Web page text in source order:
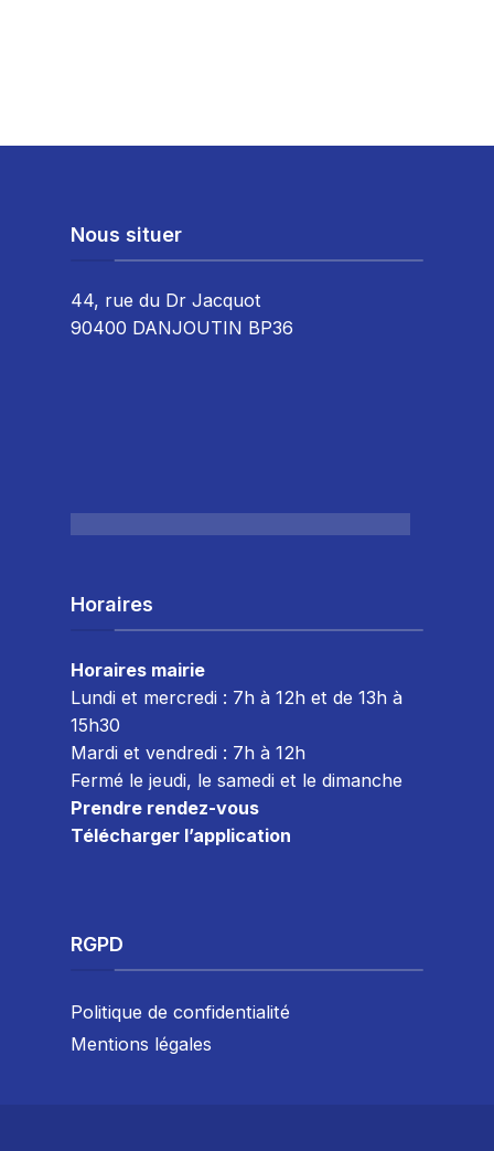
Nous situer
44, rue du Dr Jacquot
90400 DANJOUTIN BP36
Horaires
Horaires mairie
Lundi et mercredi : 7h à 12h et de 13h à
15h30
Mardi et vendredi : 7h à 12h
Fermé le jeudi, le samedi et le dimanche
Prendre rendez-vous
Télécharger l’application
RGPD
Politique de confidentialité
Mentions légales